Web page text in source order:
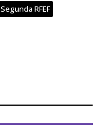
Segunda RFEF